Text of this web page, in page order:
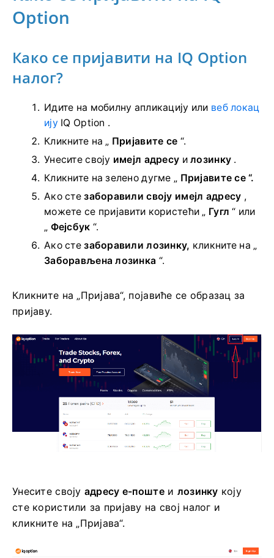
Option
Како се пријавити на IQ Option
налог?
Идите на мобилну апликацију или веб локац
ију IQ Option .
Кликните на „ Пријавите се “.
Унесите своју имејл адресу илозинку .
Кликните назелено дугме „ Пријавите се “.
Ако стезаборавили своју имејл адресу ,
можете се пријавити користећи „ Гугл “ или
„ Фејсбук “.
Ако стезаборавили лозинку, кликните на „
Заборављена лозинка “.
Кликните на „Пријава“, појавиће се образац за
пријаву.
Унесите своју адресу е-поштеи лозинку коју
сте користили за пријаву на свој налог и
кликните на „Пријава“.